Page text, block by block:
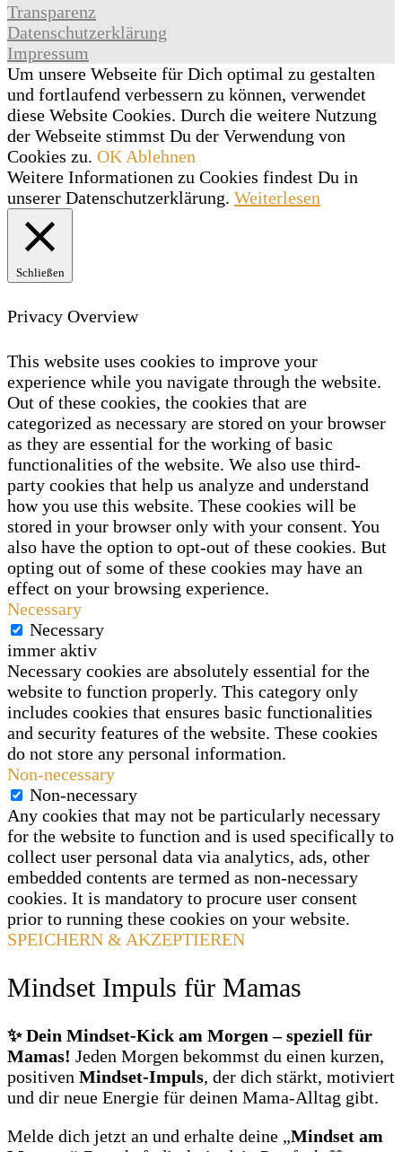
Transparenz
Datenschutzerklärung
Impressum
Um unsere Webseite für Dich optimal zu gestalten
und fortlaufend verbessern zu können, verwendet
diese Website Cookies. Durch die weitere Nutzung
der Webseite stimmst Du der Verwendung von
Cookies zu. OK Ablehnen
Weitere Informationen zu Cookies findest Du in
unserer Datenschutzerklärung. Weiterlesen
Schließen
Privacy Overview
This website uses cookies to improve your
experience while you navigate through the website.
Out of these cookies, the cookies that are
categorized as necessary are stored on your browser
as they are essential for the working of basic
functionalities of the website. We also use third-
party cookies that help us analyze and understand
how you use this website. These cookies will be
stored in your browser only with your consent. You
also have the option to opt-out of these cookies. But
opting out of some of these cookies may have an
effect on your browsing experience.
Necessary
Necessary
immer aktiv
Necessary cookies are absolutely essential for the
website to function properly. This category only
includes cookies that ensures basic functionalities
and security features of the website. These cookies
do not store any personal information.
Non-necessary
Non-necessary
Any cookies that may not be particularly necessary
for the website to function and is used specifically to
collect user personal data via analytics, ads, other
embedded contents are termed as non-necessary
cookies. It is mandatory to procure user consent
prior to running these cookies on your website.
SPEICHERN & AKZEPTIEREN
Mindset Impuls für Mamas
✨ Dein Mindset‑Kick am Morgen – speziell für
Mamas! Jeden Morgen bekommst du einen kurzen,
positiven Mindset‑Impuls, der dich stärkt, motiviert
und dir neue Energie für deinen Mama‑Alltag gibt.
Melde dich jetzt an und erhalte deine „Mindset am